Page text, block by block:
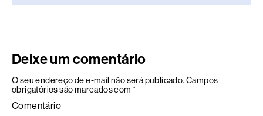
Deixe um comentário
O seu endereço de e-mail não será publicado. Campos
obrigatórios são marcados com *
Comentário